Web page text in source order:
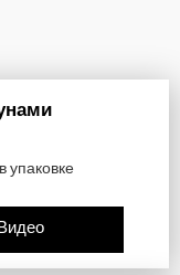
упаковке